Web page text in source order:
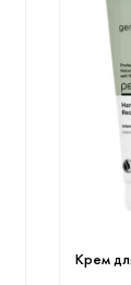
Крем